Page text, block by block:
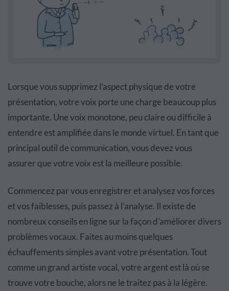
Lorsque vous supprimez l’aspect physique de votre
présentation, votre voix porte une charge beaucoup plus
importante. Une voix monotone, peu claire ou difficile à
entendre est amplifiée dans le monde virtuel. En tant que
principal outil de communication, vous devez vous
assurer que votre voix est la meilleure possible.
Commencez par vous enregistrer et analysez vos forces
et vos faiblesses, puis passez à l’analyse. Il existe de
nombreux conseils en ligne sur la façon d'améliorer divers
problèmes vocaux. Faites au moins quelques
échauffements simples avant votre présentation. Tout
comme un grand artiste vocal, votre argent est là où se
trouve votre bouche, alors ne le traitez pas à la légère.